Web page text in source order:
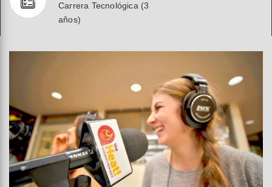
Carrera Tecnológica (3
años)